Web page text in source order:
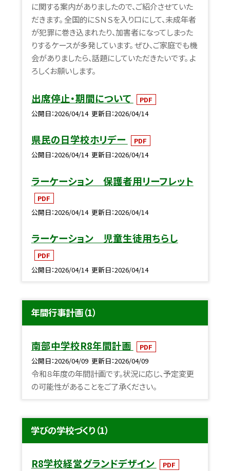
に関する案内がありましたので、ご紹介させていた
だきます。 全国的にＳＮＳを入り口にして、未成年者
が犯罪に巻き込まれたり、加害者になってしまった
りするケースが多発しています。 ぜひ、ご家庭でも機
会がありましたら、話題にしていただきたいです。 よ
ろしくお願いします。
出席停止・期間について
PDF
公開日 2026/04/14 更新日 2026/04/14
県民の日学校ホリデー
PDF
公開日 2026/04/14 更新日 2026/04/14
ラーケーション 保護者用リーフレット
PDF
公開日 2026/04/14 更新日 2026/04/14
ラーケーション 児童生徒用ちらし
PDF
公開日 2026/04/14 更新日 2026/04/14
年間行事計画（1）
南部中学校R8年間計画
PDF
公開日 2026/04/09 更新日 2026/04/09
令和８年度の年間計画です。状況に応じ、予定変更
の可能性があることをご了承ください。
学びの学校づくり（1）
R8学校経営グランドデザイン
PDF